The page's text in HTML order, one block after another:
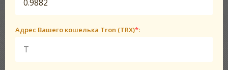
Адрес Вашего кошелька Tron (TRX)*: